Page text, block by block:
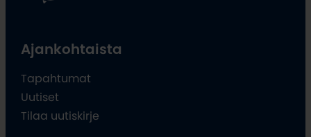
Ajankohtaista
Tapahtumat
Uutiset
Tilaa uutiskirje